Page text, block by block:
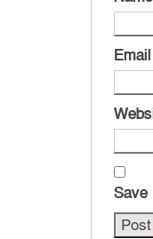
Email
Save